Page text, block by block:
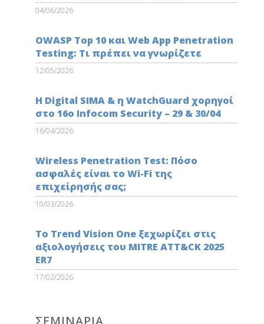
04/06/2026
OWASP Top 10 και Web App Penetration
Testing: Τι πρέπει να γνωρίζετε
12/05/2026
Η Digital SIMA & η WatchGuard χορηγοί
στο 16ο Infocom Security – 29 & 30/04
16/04/2026
Wireless Penetration Test: Πόσο
ασφαλές είναι το Wi-Fi της
επιχείρησής σας;
10/03/2026
Το Trend Vision One ξεχωρίζει στις
αξιολογήσεις του MITRE ATT&CK 2025
ER7
17/02/2026